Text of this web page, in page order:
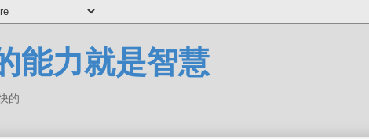
能力就是智慧
的